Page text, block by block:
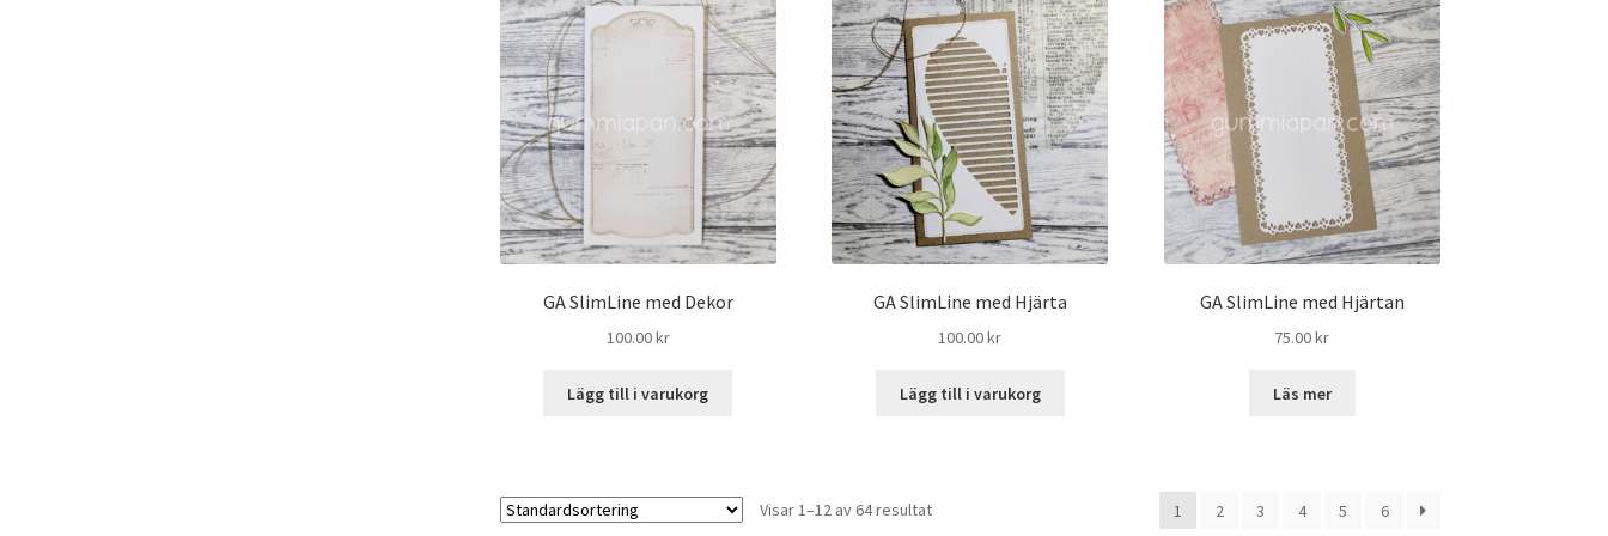
GA SlimLine med Dekor
100.00kr
Lägg till i varukorg
GA SlimLine med Hjärta
100.00kr
Lägg till i varukorg
GA SlimLine med Hjärtan
75.00kr
Läs mer
Visar 1–12 av 64 resultat 1 2 3 4 5 6